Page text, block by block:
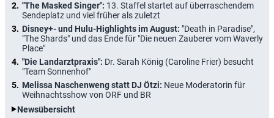
"The Masked Singer": 13. Staffel startet auf überraschendem
Sendeplatz und viel früher als zuletzt
Disney+- und Hulu-Highlights im August: "Death in Paradise",
"The Shards" und das Ende für "Die neuen Zauberer vom Waverly
Place"
"Die Landarztpraxis": Dr. Sarah König (Caroline Frier) besucht
"Team Sonnenhof"
Melissa Naschenweng statt DJ Ötzi: Neue Moderatorin für
Weihnachtsshow von ORF und BR
Newsübersicht